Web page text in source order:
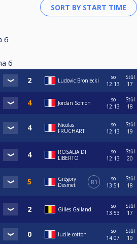
6
6
Ludovic Broniecki
so
12:13
Stůl
17
Jordan Somon
so
12:13
Stůl
18
Nicolas
FRUCHART
so
12:13
Stůl
19
ROSALIA DI
LIBERTO
so
12:13
Stůl
20
Grégory
Desmet
R1
so
13:51
Stůl
18
Gilles Galland
so
13:53
Stůl
17
lucile cotton
so
14:07
Stůl
19